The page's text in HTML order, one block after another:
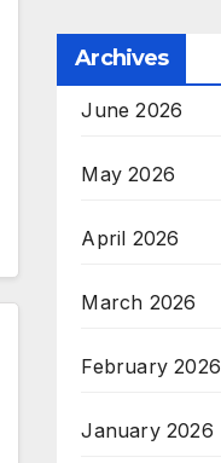
Archives
June 2026
May 2026
April 2026
March 2026
February 2026
January 2026